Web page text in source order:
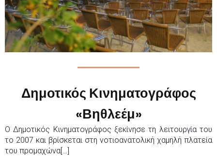
Δημοτικός Κινηματογράφος
«Βηθλεέμ»
Ο Δημοτικός Κινηματογράφος ξεκίνησε τη λειτουργία του
το 2007 και βρίσκεται στη νοτιοανατολική χαμηλή πλατεία
του προμαχώνα[…]